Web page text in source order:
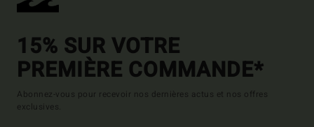
15% SUR VOTRE
PREMIÈRE COMMANDE*
Abonnez-vous pour recevoir nos dernières actus et nos offres
exclusives.